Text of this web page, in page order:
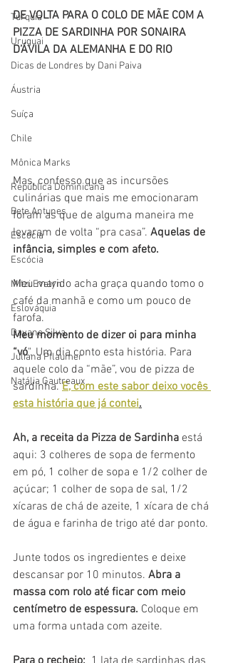
Turquia
Uruguai
Dicas de Londres by Dani Paiva
Áustria
Suíça
Chile
Mônica Marks
República Dominicana
Bete Antunes
Escócia
Escócia
Mitzi Evelyn
Eslováquia
Dayane Silva
Juliana Pflaumer
Natália Gautreaux
DE VOLTA PARA O COLO DE MÃE COM A
PIZZA DE SARDINHA POR SONAIRA
D’ÁVILA DA ALEMANHA E DO RIO
Mas, confesso que as incursões
culinárias que mais me emocionaram
foram as que de alguma maneira me
levaram de volta “pra casa”. Aquelas de
infância, simples e com afeto.
Meu marido acha graça quando tomo o
café da manhã e como um pouco de
farofa.
Meu momento de dizer oi para minha
“vó". Um dia conto esta história. Para
aquele colo da “mãe”, vou de pizza de
sardinha. E, com este sabor deixo vocês
esta história que já contei.
Ah, a receita da Pizza de Sardinha está
aqui: 3 colheres de sopa de fermento
em pó, 1 colher de sopa e 1/2 colher de
açúcar; 1 colher de sopa de sal, 1/2
xícaras de chá de azeite, 1 xícara de chá
de água e farinha de trigo até dar ponto.
Junte todos os ingredientes e deixe
descansar por 10 minutos. Abra a
massa com rolo até ficar com meio
centímetro de espessura. Coloque em
uma forma untada com azeite.